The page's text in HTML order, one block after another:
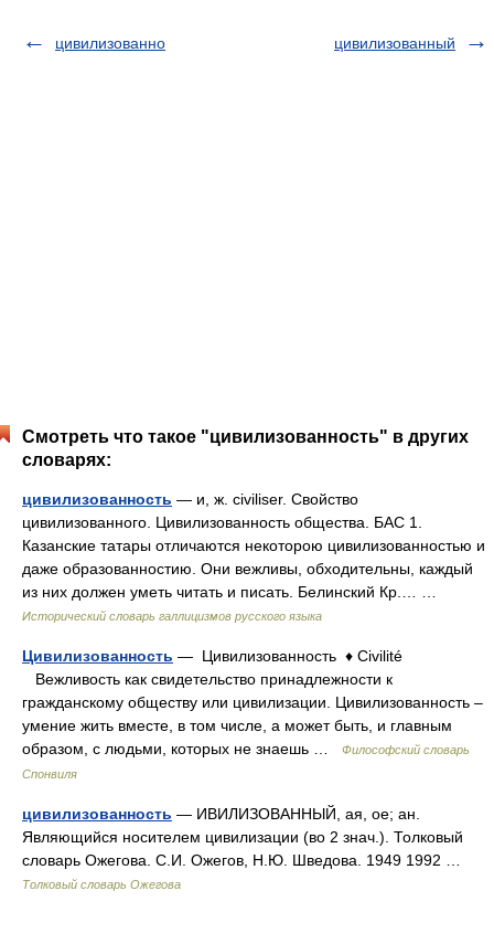
цивилизованно цивилизованный
Смотреть что такое "цивилизованность" в других
словарях:
цивилизованность — и, ж. civiliser. Свойство
цивилизованного. Цивилизованность общества. БАС 1.
Казанские татары отличаются некоторою цивилизованностью и
даже образованностию. Они вежливы, обходительны, каждый
из них должен уметь читать и писать. Белинский Кр.… …
Исторический словарь галлицизмов русского языка
Цивилизованность — Цивилизованность ♦ Civilité
Вежливость как свидетельство принадлежности к
гражданскому обществу или цивилизации. Цивилизованность –
умение жить вместе, в том числе, а может быть, и главным
образом, с людьми, которых не знаешь …
Философский словарь
Спонвиля
цивилизованность — ИВИЛИЗОВАННЫЙ, ая, ое; ан.
Являющийся носителем цивилизации (во 2 знач.). Толковый
словарь Ожегова. С.И. Ожегов, Н.Ю. Шведова. 1949 1992 …
Толковый словарь Ожегова